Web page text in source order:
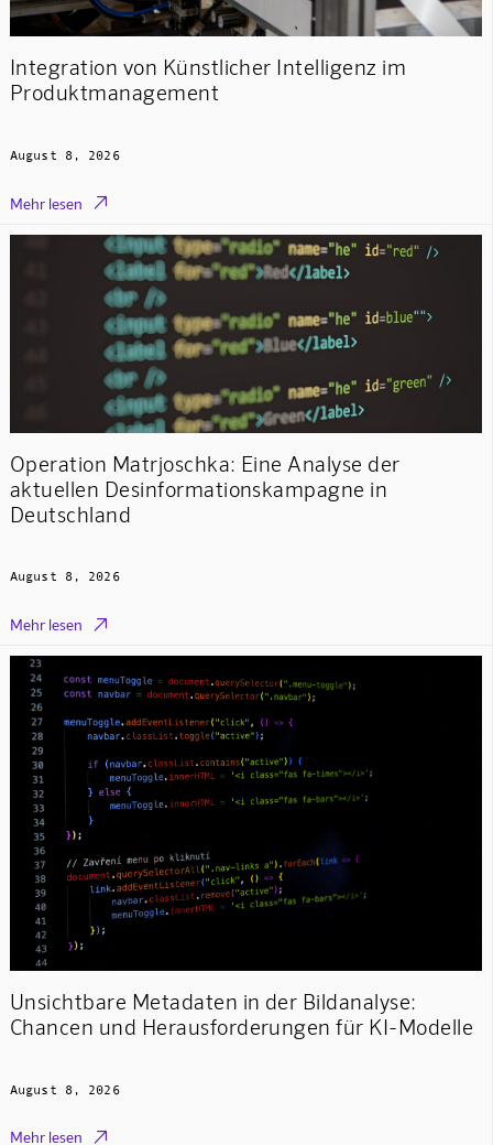
Integration von Künstlicher Intelligenz im
Produktmanagement
August 8, 2026
Mehr lesen 
Operation Matrjoschka: Eine Analyse der
aktuellen Desinformationskampagne in
Deutschland
August 8, 2026
Mehr lesen 
Unsichtbare Metadaten in der Bildanalyse:
Chancen und Herausforderungen für KI-Modelle
August 8, 2026
Mehr lesen 